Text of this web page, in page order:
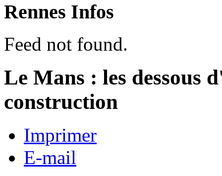
Rennes Infos
Feed not found.
Le Mans : les dessous
construction
Imprimer
E-mail